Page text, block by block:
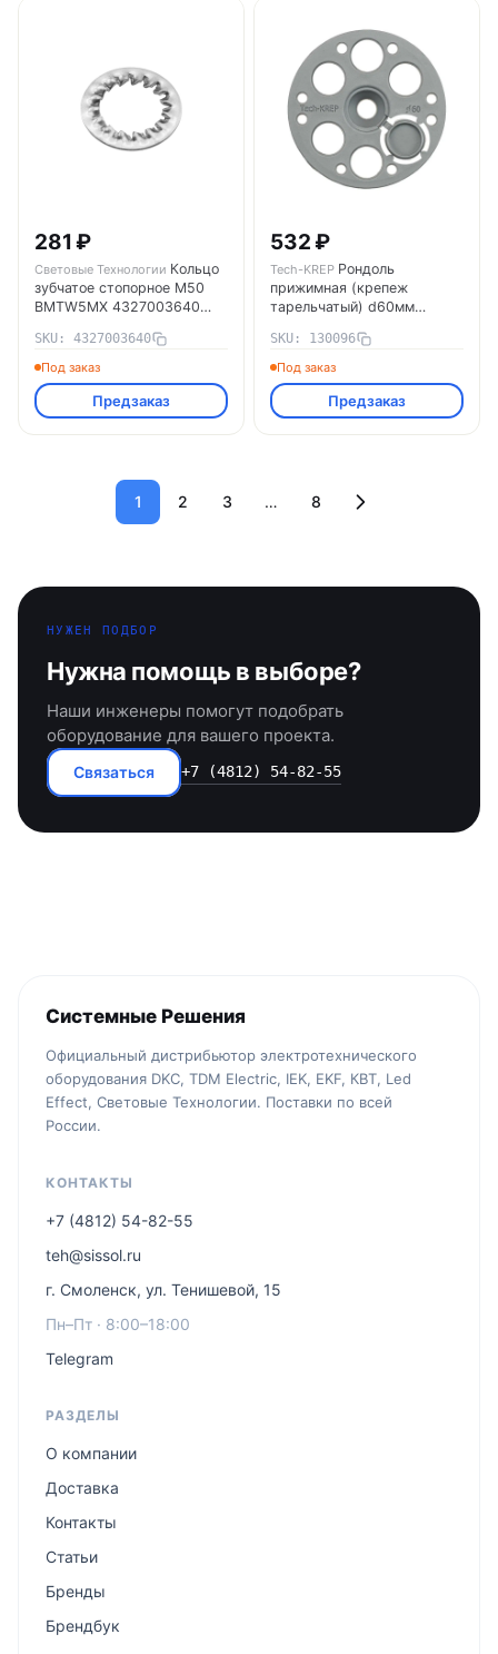
281 ₽
Световые Технологии Кольцо
зубчатое стопорное М50
BMTW5MX 4327003640
SKU: 4327003640
Под заказ
Предзаказ
532 ₽
Tech-KREP Рондоль
прижимная (крепеж
тарельчатый) d60мм
130096
SKU: 130096
Под заказ
Предзаказ
1 2 3 … 8
НУЖЕН ПОДБОР
Нужна помощь в выборе?
Наши инженеры помогут подобрать
оборудование для вашего проекта.
Связаться +7 (4812) 54-82-55
Системные Решения
Официальный дистрибьютор электротехнического
оборудования DKC, TDM Electric, IEK, EKF, КВТ, Led
Effect, Световые Технологии. Поставки по всей
России.
КОНТАКТЫ
+7 (4812) 54-82-55
teh@sissol.ru
г. Смоленск, ул. Тенишевой, 15
Пн–Пт · 8:00–18:00
Telegram
РАЗДЕЛЫ
О компании
Доставка
Контакты
Статьи
Бренды
Брендбук